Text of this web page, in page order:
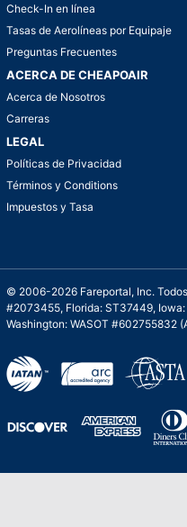
Check-In en línea
Tasas de Aerolíneas por Equipaje
Preguntas Frecuentes
ACERCA DE CHEAPOAIR
Acerca de Nosotros
Carreras
LEGAL
Políticas de Privacidad
Términos y Conditions
Impuestos y Tasa
© 2006-2026 Fareportal, Inc.
#2073455, Florida: ST37449,
Washington: WASOT #602755832